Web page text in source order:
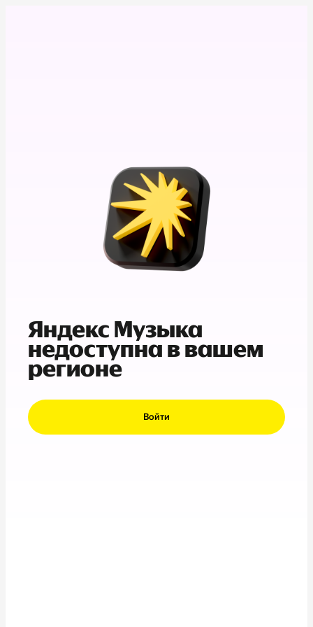
Яндекс Музыка
недоступна в вашем
регионе
Войти